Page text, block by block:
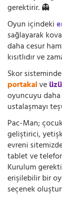
gerektirir. 👻
Oyun içindeki
sağlayarak
daha cesur
kısıtlıdır ve
Skor sisteminde
portakalve
oyuncuyu
ustalaşmayı
Pac-Man;
geliştirici,
evreni
tablet ve
Kurulum
erişilebilir bir
seçenek